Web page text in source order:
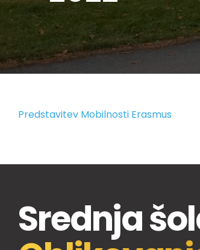
Predstavitev Mobilnosti Erasmus
Srednja